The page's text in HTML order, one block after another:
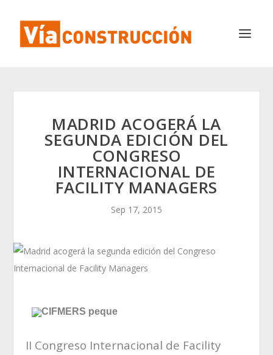
MADRID ACOGERÁ LA
SEGUNDA EDICIÓN DEL
CONGRESO
INTERNACIONAL DE
FACILITY MANAGERS
Sep 17, 2015
II Congreso Internacional de Facility